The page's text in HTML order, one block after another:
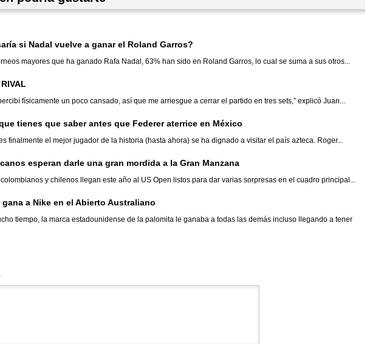
si Nadal vuelve a ganar el Roland Garros?
mayores que ha ganado Rafa Nadal, 63% han sido en Roland Garros, lo cual se suma a sus otros...
físicamente un poco cansado, así que me arriesgue a cerrar el partido en tres sets,” explicó Juan...
tienes que saber antes que Federer aterrice en México
finalmente el mejor jugador de la historia (hasta ahora) se ha dignado a visitar el país azteca. Roger...
esperan darle una gran mordida a la Gran Manzana
y chilenos llegan este año al US Open listos para dar varias sorpresas en el cuadro principal...
a Nike en el Abierto Australiano
tiempo, la marca estadounidense de la palomita le ganaba a todas las demás incluso llegando a tener